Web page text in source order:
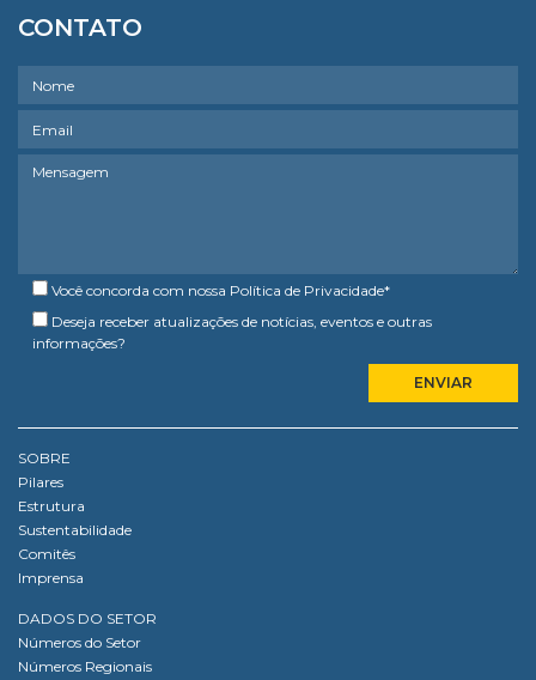
CONTATO
Você concorda com nossa Política de Privacidade*
Deseja receber atualizações de notícias, eventos e outras
informações?
SOBRE
Pilares
Estrutura
Sustentabilidade
Comitês
Imprensa
DADOS DO SETOR
Números do Setor
Números Regionais